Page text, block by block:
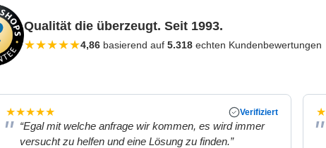
Qualität die überzeugt. Seit 1993.
★★★★★4,86 basierend auf 5.318 echten Kundenbewertungen
★★★★★ Verifiziert
“Egal mit welche anfrage wir kommen, es wird immer
versucht zu helfen und eine Lösung zu finden.”
★